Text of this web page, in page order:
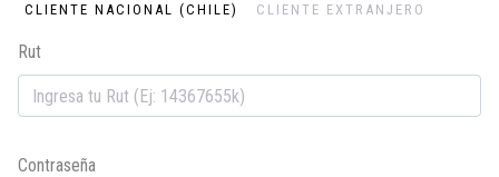
CLIENTE NACIONAL (CHILE) CLIENTE EXTRANJERO
Rut
Contraseña